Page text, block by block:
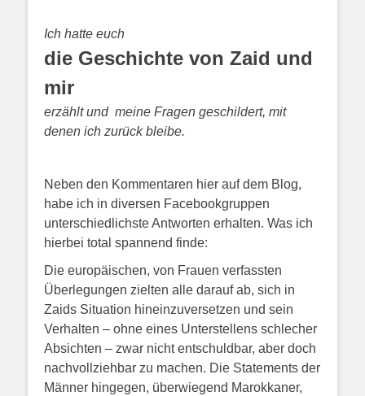
Ich hatte euch
die Geschichte von Zaid und
mir
erzähltund meine Fragen geschildert, mit
denen ich zurück bleibe.
Neben den Kommentaren hier auf dem Blog,
habe ich in diversen Facebookgruppen
unterschiedlichste Antworten erhalten. Was ich
hierbei total spannend finde:
Die europäischen, von Frauen verfassten
Überlegungen zielten alle darauf ab, sich in
Zaids Situation hineinzuversetzen und sein
Verhalten – ohne eines Unterstellens schlecher
Absichten – zwar nicht entschuldbar, aber doch
nachvollziehbar zu machen. Die Statements der
Männer hingegen, überwiegend Marokkaner,